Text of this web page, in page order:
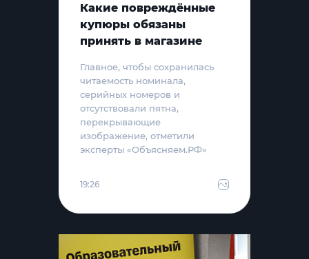
Какие повреждённые
купюры обязаны
принять в магазине
Главное, чтобы сохранилась
читаемость номинала,
серийных номеров и
отсутствовали пятна,
перекрывающие
изображение, отметили
эксперты «Объясняем.РФ»
19:26